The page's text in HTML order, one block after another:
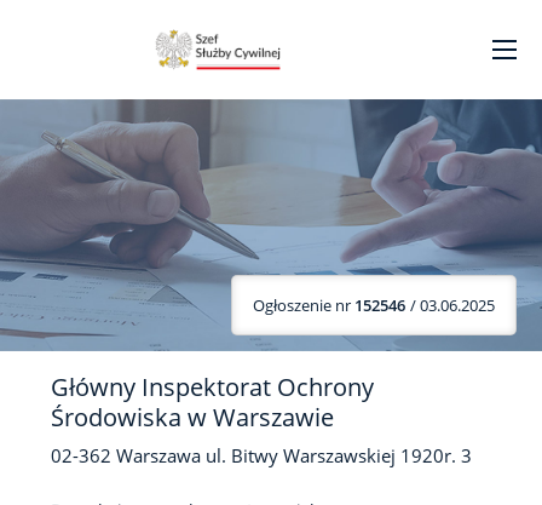
Ogłoszenie nr 152546 / 03.06.2025
Główny Inspektorat Ochrony
Środowiska w Warszawie
02-362 Warszawa ul. Bitwy Warszawskiej 1920r. 3